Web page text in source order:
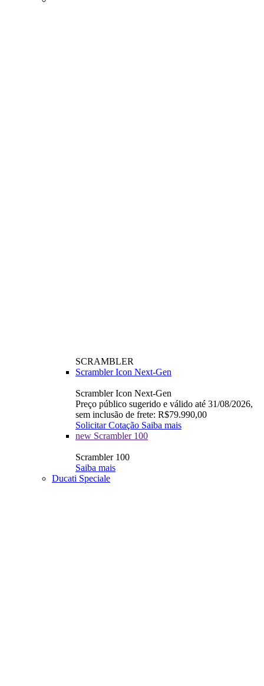
SCRAMBLER
Scrambler Icon Next-Gen
Scrambler Icon Next-Gen
Preço público sugerido e válido até 31/08/2026,
sem inclusão de frete: R$79.990,00
Solicitar Cotação Saiba mais
new Scrambler 100
Scrambler 100
Saiba mais
Ducati Speciale